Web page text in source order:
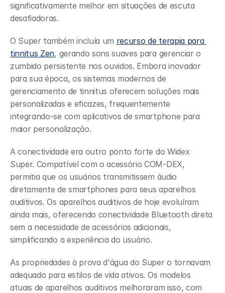
significativamente melhor em situações de escuta
desafiadoras.
O Super também incluía um recurso de terapia para
tinnitus Zen, gerando sons suaves para gerenciar o
zumbido persistente nos ouvidos. Embora inovador
para sua época, os sistemas modernos de
gerenciamento de tinnitus oferecem soluções mais
personalizadas e eficazes, frequentemente
integrando-se com aplicativos de smartphone para
maior personalização.
A conectividade era outro ponto forte do Widex
Super. Compatível com o acessório COM-DEX,
permitia que os usuários transmitissem áudio
diretamente de smartphones para seus aparelhos
auditivos. Os aparelhos auditivos de hoje evoluíram
ainda mais, oferecendo conectividade Bluetooth direta
sem a necessidade de acessórios adicionais,
simplificando a experiência do usuário.
As propriedades à prova d'água do Super o tornavam
adequado para estilos de vida ativos. Os modelos
atuais de aparelhos auditivos melhoraram isso, com